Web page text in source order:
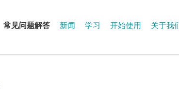
常见问题解答 新闻 学习 开始使用 关于我